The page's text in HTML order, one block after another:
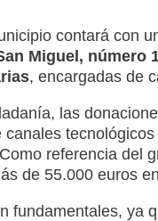
contará con
Miguel, número
, encargadas de
las
referencia del
de 55.000 euros
fundamentales, ya